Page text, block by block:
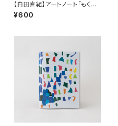
【白田直紀】アートノート「もくれ
ん」
¥600